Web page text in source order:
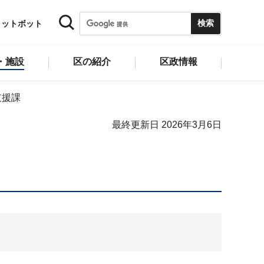
トボット
施設 区の紹介 区政情報
課
最終更新日 2026年3月6日